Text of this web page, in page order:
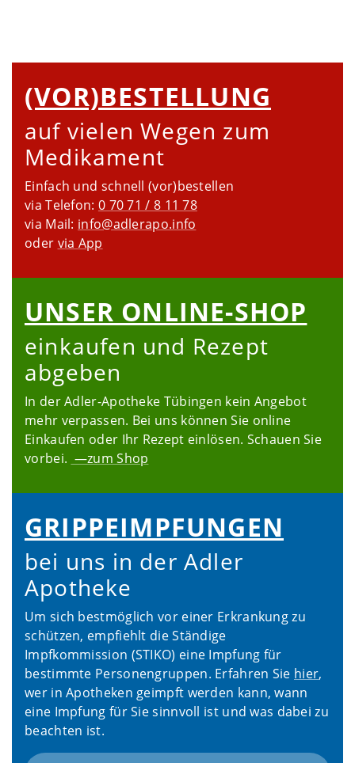
(VOR)­BESTELLUNG
auf vielen Wegen zum
Medikament
Einfach und schnell (vor)bestellen
via Telefon: 0 70 71 / 8 11 78
via Mail: info@adlerapo.info
oder via App
UNSER ONLINE-SHOP
einkaufen und Rezept
abgeben
In der Adler-Apotheke Tübingen kein Angebot
mehr verpassen. Bei uns können Sie online
Einkaufen oder Ihr Rezept einlösen. Schauen Sie
vorbei. —zum Shop
GRIPPE­IMPFUNGEN
bei uns in der Adler
Apotheke
Um sich bestmöglich vor einer Erkrankung zu
schützen, empfiehlt die Ständige
Impfkommission (STIKO) eine Impfung für
bestimmte Personengruppen. Erfahren Sie hier,
wer in Apotheken geimpft werden kann, wann
eine Impfung für Sie sinnvoll ist und was dabei zu
beachten ist.